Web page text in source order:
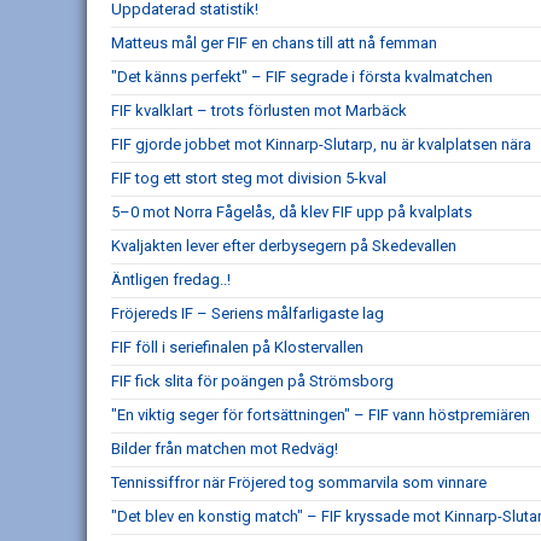
Uppdaterad statistik!
Matteus mål ger FIF en chans till att nå femman
"Det känns perfekt" – FIF segrade i första kvalmatchen
FIF kvalklart – trots förlusten mot Marbäck
FIF gjorde jobbet mot Kinnarp-Slutarp, nu är kvalplatsen nära
FIF tog ett stort steg mot division 5-kval
5–0 mot Norra Fågelås, då klev FIF upp på kvalplats
Kvaljakten lever efter derbysegern på Skedevallen
Äntligen fredag..!
Fröjereds IF – Seriens målfarligaste lag
FIF föll i seriefinalen på Klostervallen
FIF fick slita för poängen på Strömsborg
"En viktig seger för fortsättningen" – FIF vann höstpremiären
Bilder från matchen mot Redväg!
Tennissiffror när Fröjered tog sommarvila som vinnare
"Det blev en konstig match" – FIF kryssade mot Kinnarp-